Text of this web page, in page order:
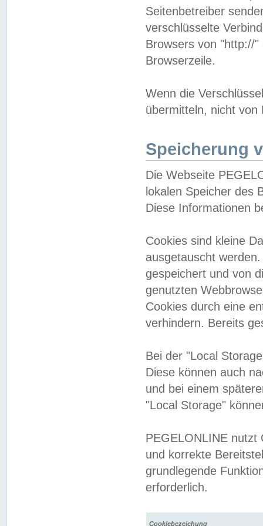
Seitenbetreiber
verschlüsselte
Browsers von "http://
Browserzeile.
Wenn die
übermitteln, nicht von
Speicherung
Die Webseite
lokalen Speicher des
Diese Informationen
Cookies sind kleine
ausgetauscht
gespeichert und von
genutzten
Cookies durch eine
verhindern. Bereits
Bei der "Local
Diese können auch
und bei einem
"Local Storage"
PEGELONLINE nutzt
und korrekte
grundlegende
erforderlich.
Cookiebezeichung